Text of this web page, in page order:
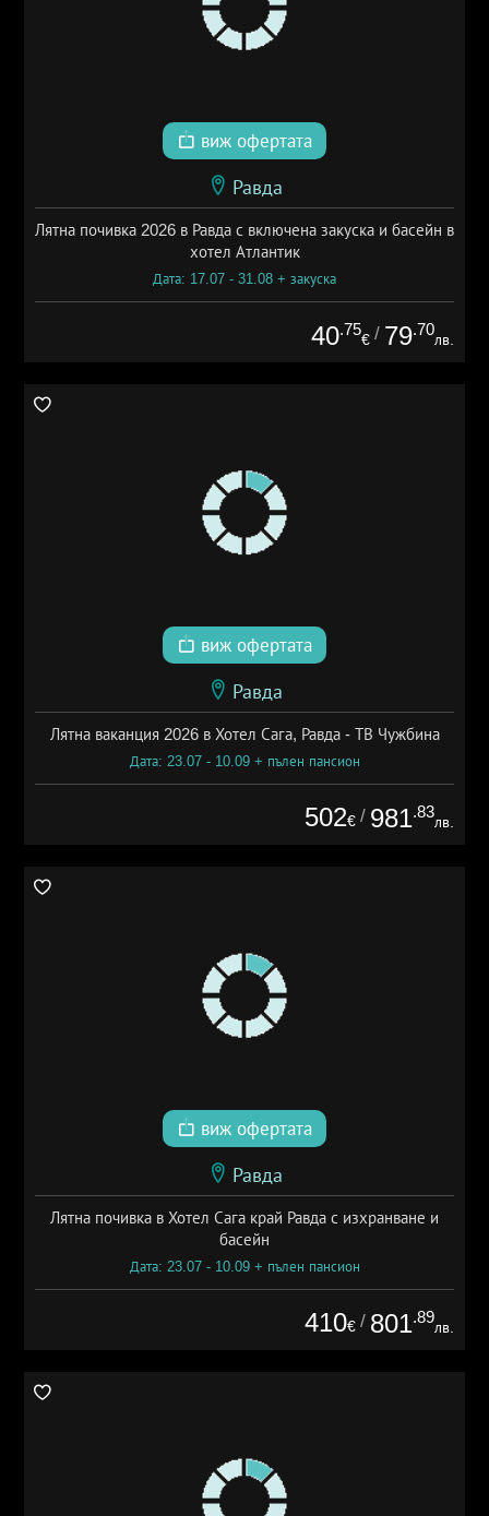
виж офертата
Равда
Лятна почивка 2026 в Равда с включена закуска и басейн в
хотел Атлантик
Дата: 17.07 - 31.08 + закуска
40.75
€ / 79.70
лв.
виж офертата
Равда
Лятна ваканция 2026 в Хотел Сага, Равда - ТВ Чужбина
Дата: 23.07 - 10.09 + пълен пансион
502€ / 981.83
лв.
виж офертата
Равда
Лятна почивка в Хотел Сага край Равда с изхранване и
басейн
Дата: 23.07 - 10.09 + пълен пансион
410€ / 801.89
лв.